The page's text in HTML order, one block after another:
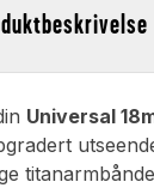
Universal